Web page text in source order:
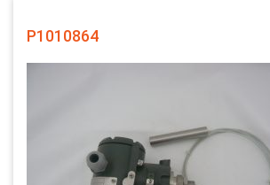
P1010864